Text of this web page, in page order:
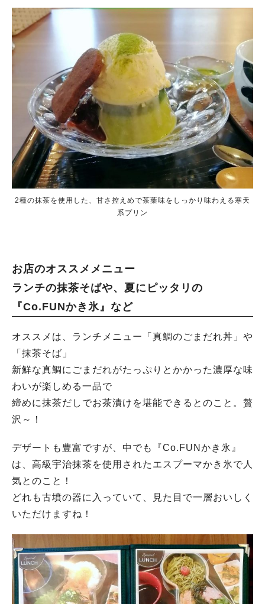
2種の抹茶を使用した、甘さ控えめで茶葉味をしっかり味わえる寒天
系プリン
お店のオススメメニュー
ランチの抹茶そばや、夏にピッタリの
『Co.FUNかき氷』など
オススメは、ランチメニュー「真鯛のごまだれ丼」や
「抹茶そば」
新鮮な真鯛にごまだれがたっぷりとかかった濃厚な味
わいが楽しめる一品で
締めに抹茶だしでお茶漬けを堪能できるとのこと。贅
沢～！
デザートも豊富ですが、中でも『Co.FUNかき氷』
は、高級宇治抹茶を使用されたエスプーマかき氷で人
気とのこと！
どれも古墳の器に入っていて、見た目で一層おいしく
いただけますね！